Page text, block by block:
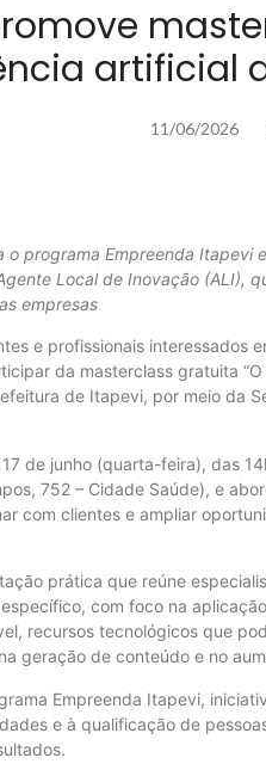
artificial
11/06/2026
programa Empreenda Itapevi
Local de Inovação (ALI),
empresas
e profissionais interessados
da masterclass gratuita
de Itapevi, por meio da
de junho (quarta-feira), das
752 – Cidade Saúde), e
com clientes e ampliar
prática que reúne
com foco na
recursos tecnológicos que
geração de conteúdo e no
Empreenda Itapevi,
e à qualificação de